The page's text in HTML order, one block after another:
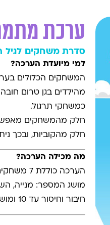
ערכת
סדרת משחקים לגיל
למי מיועדת הערכה?
המשחקים הכלולים
מהילדים בגן טרום
כמשחקי תרגול.
חלק מהמשחקים
חלק מהקוביות, ובכך
מה מכילה הערכה?
הערכה
מושג המספר: מנייה,
חיבור וחיסור עד 10 ומושג חצי.